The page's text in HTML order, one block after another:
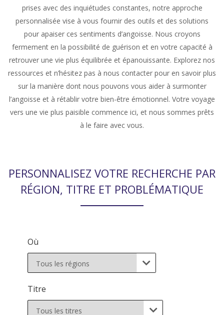
prises avec des inquiétudes constantes, notre approche
personnalisée vise à vous fournir des outils et des solutions
pour apaiser ces sentiments d’angoisse. Nous croyons
fermement en la possibilité de guérison et en votre capacité à
retrouver une vie plus équilibrée et épanouissante. Explorez nos
ressources et n’hésitez pas à nous contacter pour en savoir plus
sur la manière dont nous pouvons vous aider à surmonter
l’angoisse et à rétablir votre bien-être émotionnel. Votre voyage
vers une vie plus paisible commence ici, et nous sommes prêts
à le faire avec vous.
PERSONNALISEZ VOTRE RECHERCHE PAR
RÉGION, TITRE ET PROBLÉMATIQUE
Où

Titre
